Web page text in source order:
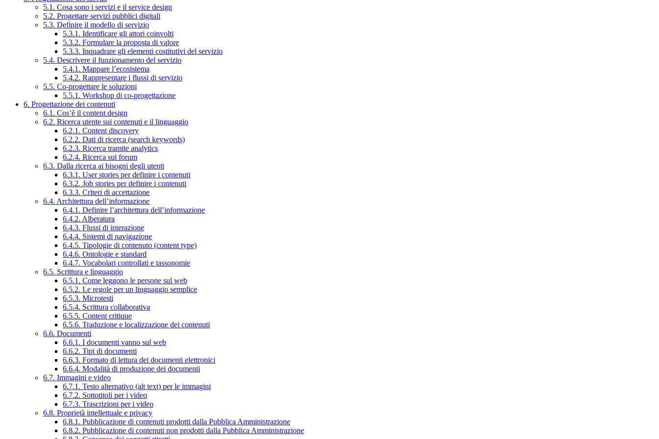
5.1. Cosa sono i servizi e il service design
5.2. Progettare servizi pubblici digitali
5.3. Definire il modello di servizio
5.3.1. Identificare gli attori coinvolti
5.3.2. Formulare la proposta di valore
5.3.3. Inquadrare gli elementi costitutivi del servizio
5.4. Descrivere il funzionamento del servizio
5.4.1. Mappare l’ecosistema
5.4.2. Rappresentare i flussi di servizio
5.5. Co-progettare le soluzioni
5.5.1. Workshop di co-progettazione
6. Progettazione dei contenuti
6.1. Cos’è il content design
6.2. Ricerca utente sui contenuti e il linguaggio
6.2.1. Content discovery
6.2.2. Dati di ricerca (search keywords)
6.2.3. Ricerca tramite analytics
6.2.4. Ricerca sui forum
6.3. Dalla ricerca ai bisogni degli utenti
6.3.1. User stories per definire i contenuti
6.3.2. Job stories per definire i contenuti
6.3.3. Criteri di accettazione
6.4. Architettura dell’informazione
6.4.1. Definire l’architettura dell’informazione
6.4.2. Alberatura
6.4.3. Flussi di interazione
6.4.4. Sistemi di navigazione
6.4.5. Tipologie di contenuto (content type)
6.4.6. Ontologie e standard
6.4.7. Vocabolari controllati e tassonomie
6.5. Scrittura e linguaggio
6.5.1. Come leggono le persone sul web
6.5.2. Le regole per un linguaggio semplice
6.5.3. Microtesti
6.5.4. Scrittura collaborativa
6.5.5. Content critique
6.5.6. Traduzione e localizzazione dei contenuti
6.6. Documenti
6.6.1. I documenti vanno sul web
6.6.2. Tipi di documenti
6.6.3. Formato di lettura dei documenti elettronici
6.6.4. Modalità di produzione dei documenti
6.7. Immagini e video
6.7.1. Testo alternativo (alt text) per le immagini
6.7.2. Sottotitoli per i video
6.7.3. Trascrizioni per i video
6.8. Proprietà intellettuale e privacy
6.8.1. Pubblicazione di contenuti prodotti dalla Pubblica Amministrazione
6.8.2. Pubblicazione di contenuti non prodotti dalla Pubblica Amministrazione